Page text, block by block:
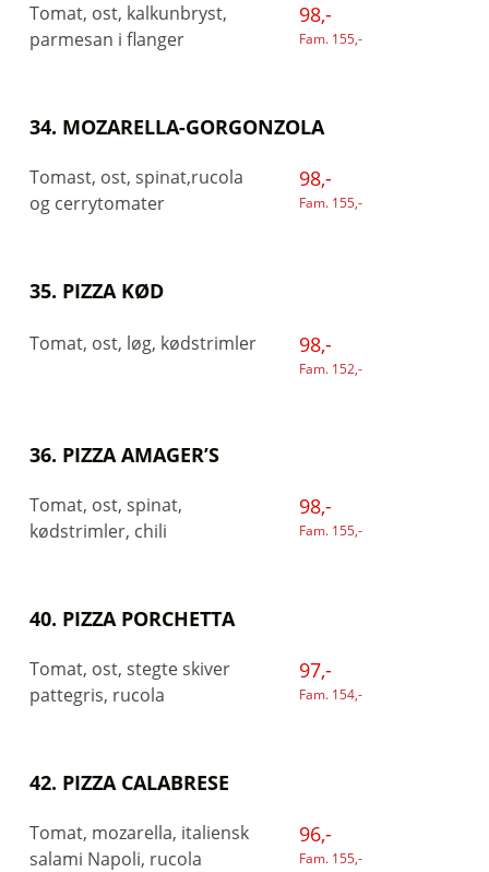
Tomat, ost, kalkunbryst,
parmesan i flanger
98,-
Fam. 155,-
34. MOZARELLA-GORGONZOLA
Tomast, ost, spinat,rucola
og cerrytomater
98,-
Fam. 155,-
35. PIZZA KØD
Tomat, ost, løg, kødstrimler 98,-
Fam. 152,-
36. PIZZA AMAGER’S
Tomat, ost, spinat,
kødstrimler, chili
98,-
Fam. 155,-
40. PIZZA PORCHETTA
Tomat, ost, stegte skiver
pattegris, rucola
97,-
Fam. 154,-
42. PIZZA CALABRESE
Tomat, mozarella, italiensk
salami Napoli, rucola
96,-
Fam. 155,-